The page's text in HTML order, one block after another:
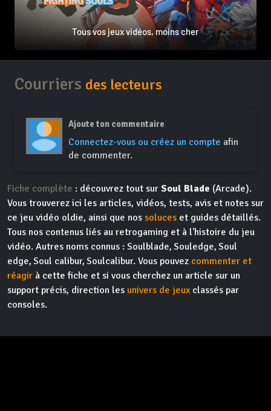
Tous vos jeux vidéos, moins cher
Courriers des lecteurs
Ajoute ton commentaire
Connectez-vous ou créez un compte afin
de commenter.
Fiche complète : découvrez tout sur Soul Blade (Arcade).
Vous trouverez ici les articles, vidéos, tests, avis et notes sur
ce jeu vidéo oldie, ainsi que nos soluces et guides détaillés.
Tous nos contenus liés au retrogaming et à l'histoire du jeu
vidéo. Autres noms connus : Soulblade, Souledge, Soul
edge, Soul calibur, Soulcalibur. Vous pouvez commenter et
réagir à cette fiche et si vous cherchez un article sur un
support précis, direction les univers de jeux classés par
consoles.